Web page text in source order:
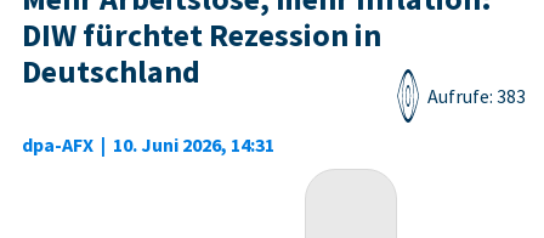
DIW fürchtet Rezession in
Deutschland
dpa-AFX | 10. Juni 2026, 14:31
Aufrufe: 383